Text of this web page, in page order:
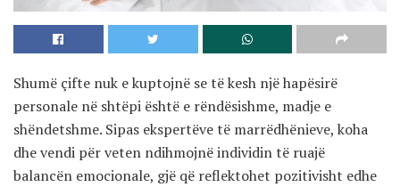
Shumë çifte nuk e kuptojnë se të kesh një hapësirë
personale në shtëpi është e rëndësishme, madje e
shëndetshme. Sipas ekspertëve të marrëdhënieve, koha
dhe vendi për veten ndihmojnë individin të ruajë
balancën emocionale, gjë që reflektohet pozitivisht edhe